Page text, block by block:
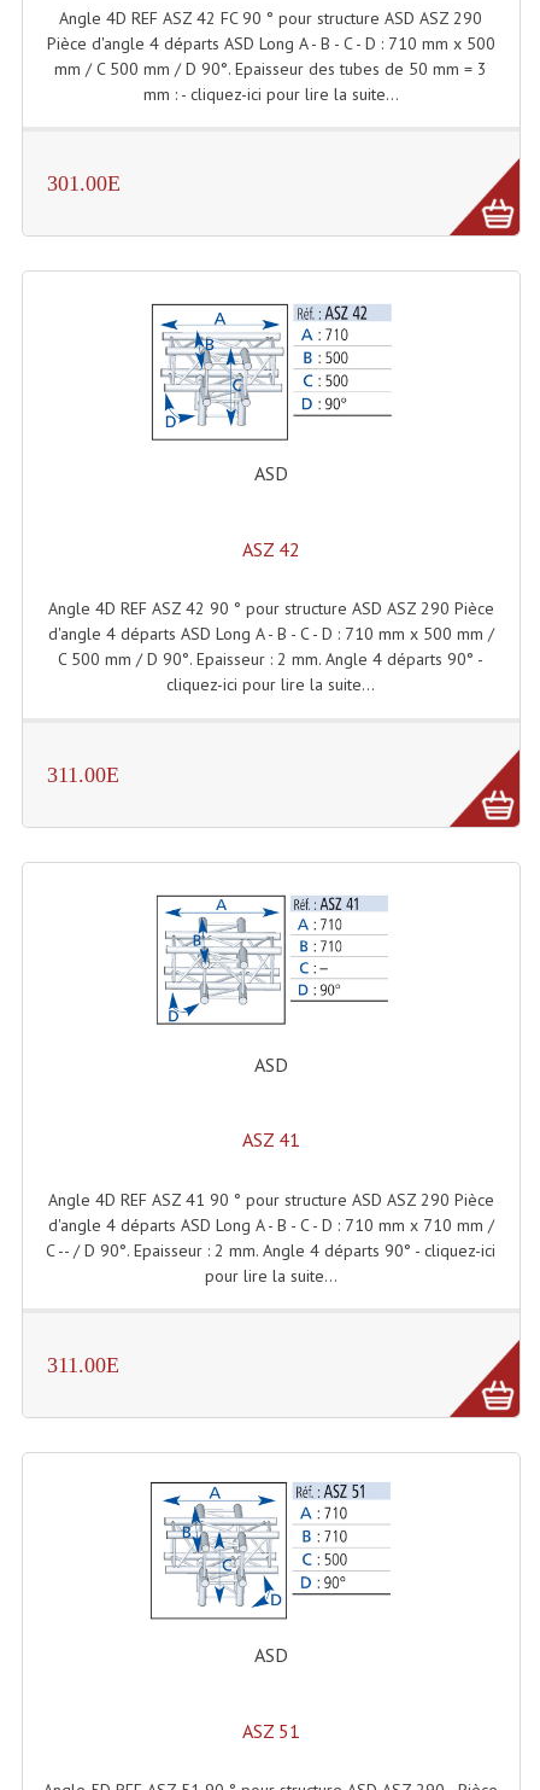
Flight-Case Pour Contrôleur DJ
Flight-Case Pour La Lumière
Malle Flight Multi-Usage
Sac Trolley De Transport
Sacs & Housses De Transport
Valises Pour Clavier
Rack 19" STYLE VSR (capot En L)
Machines À Effets Fumées, Mousses, Liquid
Machines À Fumées
Machines & Canon À Confettis
Machines À Bulles
Machines À Effet Brouillard
Liquide À Brouillard
Liquide À Bulles
Liquide À Neige
Les Occasions
Notre Stock B
Karaoké Materiel Lecteur Etc...
Matériel Karaoké
Disque DVD
TARIF ET CATALOGUE DE LOCATION
Angle 4D REF ASZ 42 FC 90 ° pour structure ASD ASZ 290
Pièce d'angle 4 départs ASD Long A - B - C - D : 710 mm x 500
mm / C 500 mm / D 90°. Epaisseur des tubes de 50 mm = 3
mm : - cliquez-ici pour lire la suite...
301.00E
ASD
ASZ 42
Angle 4D REF ASZ 42 90 ° pour structure ASD ASZ 290 Pièce
d'angle 4 départs ASD Long A - B - C - D : 710 mm x 500 mm /
C 500 mm / D 90°. Epaisseur : 2 mm. Angle 4 départs 90° -
cliquez-ici pour lire la suite...
311.00E
ASD
ASZ 41
Angle 4D REF ASZ 41 90 ° pour structure ASD ASZ 290 Pièce
d'angle 4 départs ASD Long A - B - C - D : 710 mm x 710 mm /
C -- / D 90°. Epaisseur : 2 mm. Angle 4 départs 90° - cliquez-ici
pour lire la suite...
311.00E
ASD
ASZ 51